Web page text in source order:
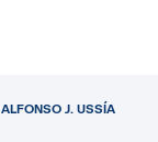
ALFONSO J. USSÍA